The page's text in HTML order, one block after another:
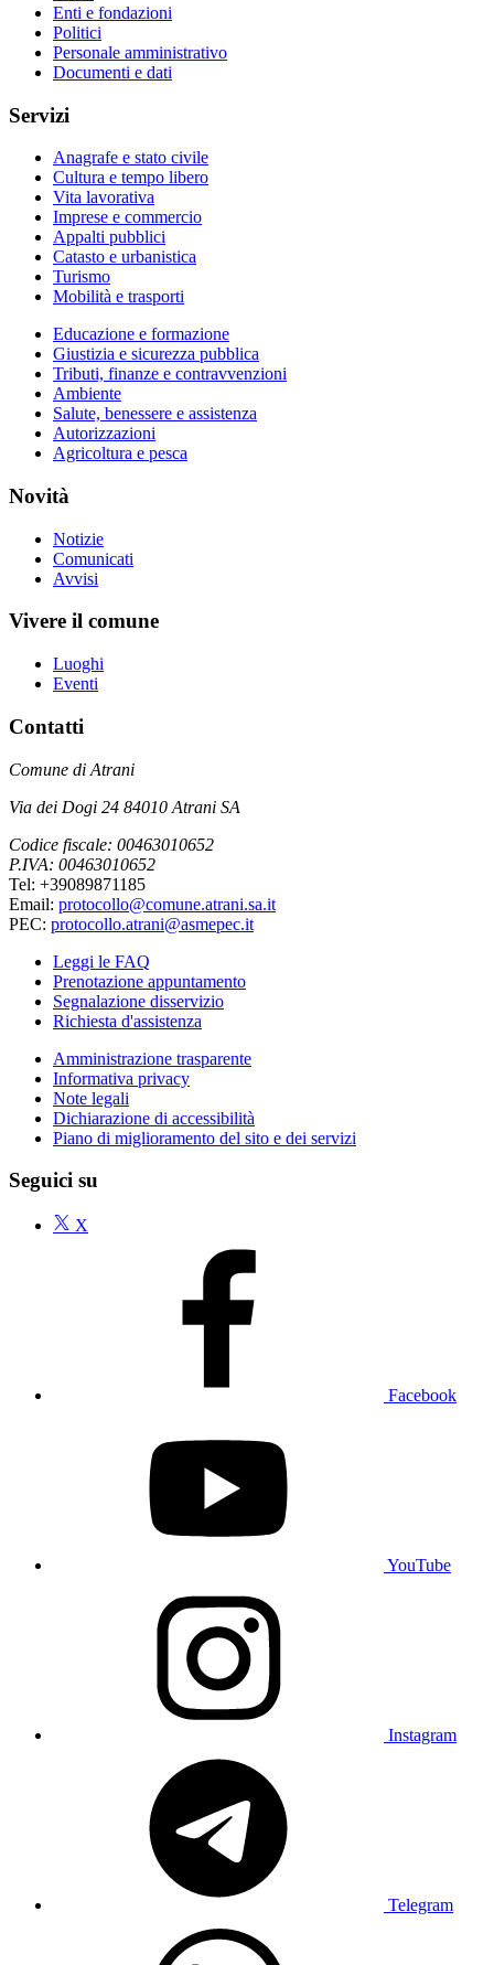
Enti e fondazioni
Politici
Personale amministrativo
Documenti e dati
Servizi
Anagrafe e stato civile
Cultura e tempo libero
Vita lavorativa
Imprese e commercio
Appalti pubblici
Catasto e urbanistica
Turismo
Mobilità e trasporti
Educazione e formazione
Giustizia e sicurezza pubblica
Tributi, finanze e contravvenzioni
Ambiente
Salute, benessere e assistenza
Autorizzazioni
Agricoltura e pesca
Novità
Notizie
Comunicati
Avvisi
Vivere il comune
Luoghi
Eventi
Contatti
Comune di Atrani
Via dei Dogi 24 84010 Atrani SA
Codice fiscale: 00463010652
P.IVA: 00463010652
Tel: +39089871185
Email: protocollo@comune.atrani.sa.it
PEC: protocollo.atrani@asmepec.it
Leggi le FAQ
Prenotazione appuntamento
Segnalazione disservizio
Richiesta d'assistenza
Amministrazione trasparente
Informativa privacy
Note legali
Dichiarazione di accessibilità
Piano di miglioramento del sito e dei servizi
Seguici su
X
Facebook
YouTube
Instagram
Telegram